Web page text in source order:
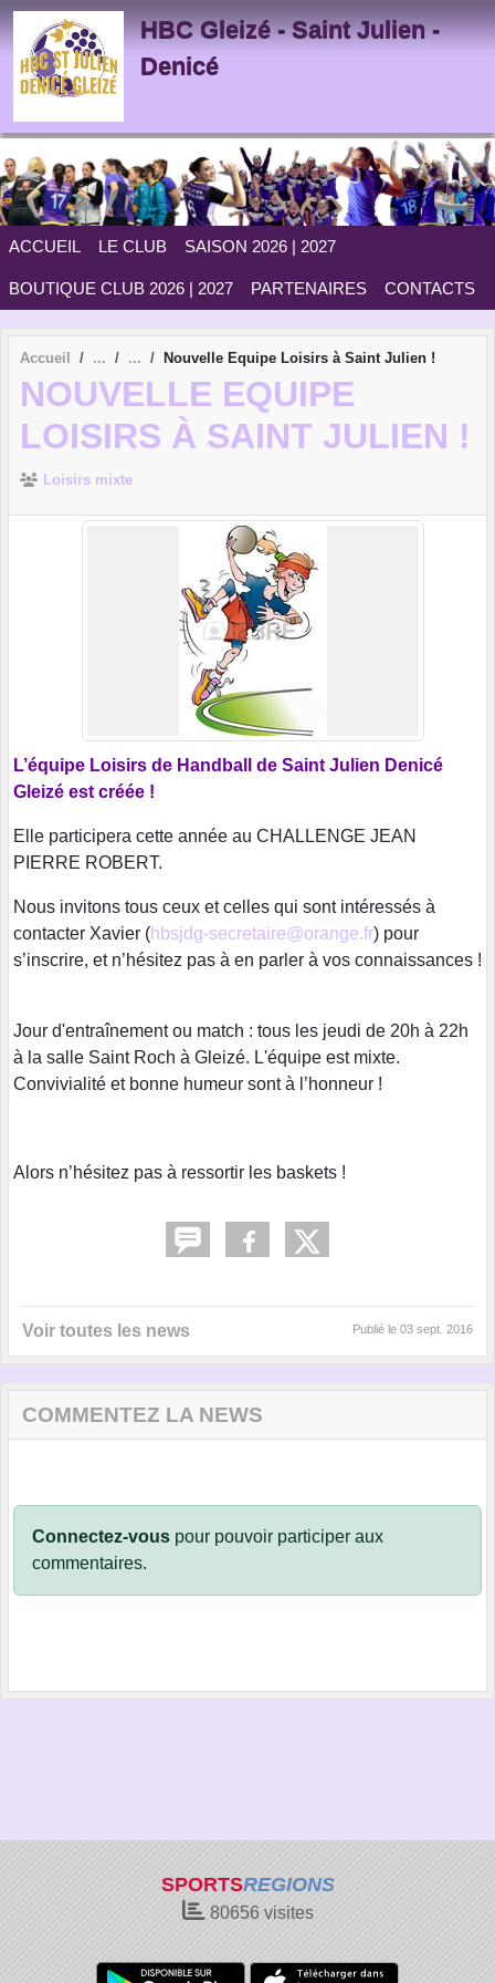
HBC Gleizé - Saint Julien -
Denicé
ACCUEIL LE CLUB SAISON 2026 | 2027
BOUTIQUE CLUB 2026 | 2027 PARTENAIRES CONTACTS
Accueil Nouvelle Equipe Loisirs à Saint Julien !
NOUVELLE EQUIPE
LOISIRS À SAINT JULIEN !
Loisirs mixte
L’équipe Loisirs de Handball de Saint Julien Denicé
Gleizé est créée !
Elle participera cette année au CHALLENGE JEAN
PIERRE ROBERT.
Nous invitons tous ceux et celles qui sont intéressés à
contacter Xavier (hbsjdg-secretaire@orange.fr) pour
s’inscrire, et n’hésitez pas à en parler à vos connaissances !
Jour d'entraînement ou match : tous les jeudi de 20h à 22h
à la salle Saint Roch à Gleizé. L'équipe est mixte.
Convivialité et bonne humeur sont à l’honneur !
Alors n’hésitez pas à ressortir les baskets !
Voir toutes les news Publié le 03 sept. 2016
COMMENTEZ LA NEWS
Connectez-vous pour pouvoir participer aux
commentaires.
SPORTSREGIONS
80656visites
Panneau de gestion des cookies